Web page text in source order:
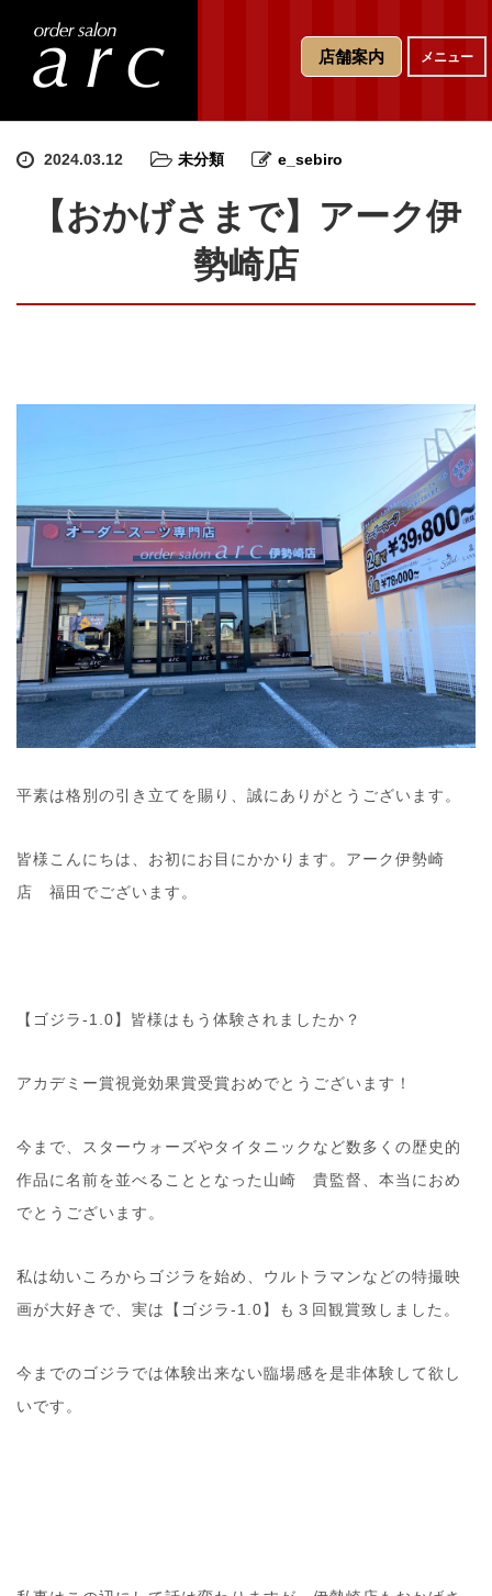
メニュー
店舗案内
2024.03.12 未分類 e_sebiro
【おかげさまで】アーク伊
勢崎店
平素は格別の引き立てを賜り、誠にありがとうございます。
皆様こんにちは、お初にお目にかかります。アーク伊勢崎
店 福田でございます。
【ゴジラ-1.0】皆様はもう体験されましたか？
アカデミー賞視覚効果賞受賞おめでとうございます！
今まで、スターウォーズやタイタニックなど数多くの歴史的
作品に名前を並べることとなった山崎 貴監督、本当におめ
でとうございます。
私は幼いころからゴジラを始め、ウルトラマンなどの特撮映
画が大好きで、実は【ゴジラ-1.0】も３回観賞致しました。
今までのゴジラでは体験出来ない臨場感を是非体験して欲し
いです。